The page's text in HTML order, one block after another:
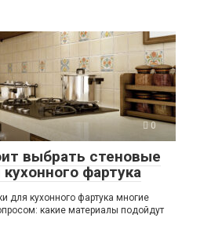
0
выбрать стеновые
фартука
для кухонного фартука многие
какие материалы подойдут